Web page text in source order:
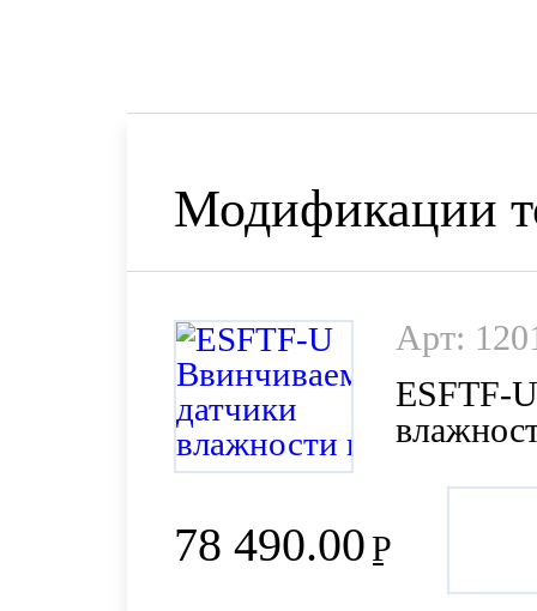
Модификации
78 490.00Р
Арт:
ESFTF-